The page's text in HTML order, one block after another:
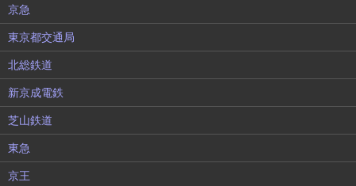
京急
東京都交通局
北総鉄道
新京成電鉄
芝山鉄道
東急
京王